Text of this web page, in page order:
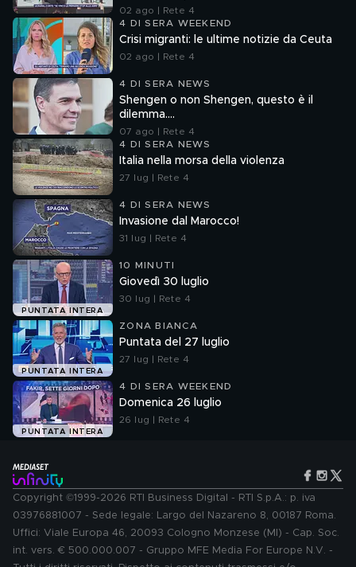
02 ago | Rete 4
4 DI SERA WEEKEND
Crisi migranti: le ultime notizie da Ceuta
02 ago | Rete 4
4 DI SERA NEWS
Shengen o non Shengen, questo è il
dilemma....
07 ago | Rete 4
4 DI SERA NEWS
Italia nella morsa della violenza
27 lug | Rete 4
4 DI SERA NEWS
Invasione dal Marocco!
31 lug | Rete 4
PUNTATA INTERA
10 MINUTI
Giovedì 30 luglio
30 lug | Rete 4
PUNTATA INTERA
ZONA BIANCA
Puntata del 27 luglio
27 lug | Rete 4
PUNTATA INTERA
4 DI SERA WEEKEND
Domenica 26 luglio
26 lug | Rete 4
Copyright ©1999-2026 RTI Business Digital - RTI S.p.A.: p. iva
03976881007 - Sede legale: Largo del Nazareno 8, 00187 Roma.
Uffici: Viale Europa 46, 20093 Cologno Monzese (MI) - Cap. Soc.
int. vers. € 500.000.007 - Gruppo MFE Media For Europe N.V. -